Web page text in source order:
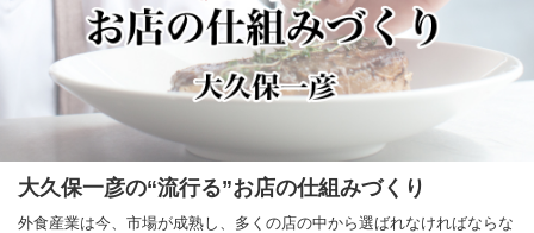
大久保一彦の“流行る”お店の仕組みづくり
外食産業は今、市場が成熟し、多くの店の中から選ばれなければならな